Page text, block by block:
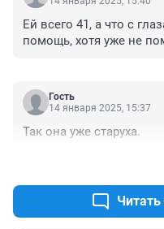
Ей всего 41, а что с
помощь, хотя уже не
Гость
14 января 2025, 15:37
Так она уже старуха.